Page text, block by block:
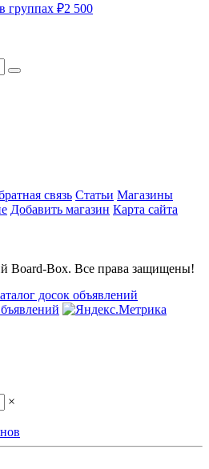
группах ₽2 500
связь Статьи Магазины
Добавить магазин Карта сайта
Board-Box. Все права защищены!
×